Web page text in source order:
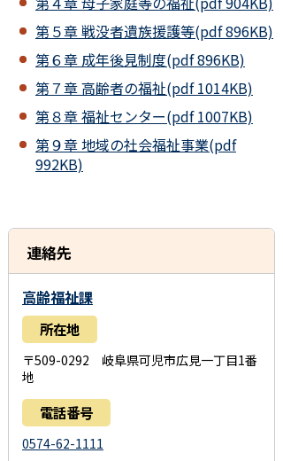
第５章 戦没者遺族援護等(pdf 896KB)
第６章 成年後見制度(pdf 896KB)
第７章 高齢者の福祉(pdf 1014KB)
第８章 福祉センター(pdf 1007KB)
第９章 地域の社会福祉事業(pdf
992KB)
連絡先
高齢福祉課
所在地
〒509-0292 岐阜県可児市広見一丁目1番
地
電話番号
0574-62-1111